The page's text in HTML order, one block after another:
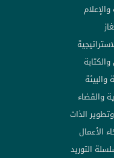
والقضاء
الذات
الأعمال
التوريد